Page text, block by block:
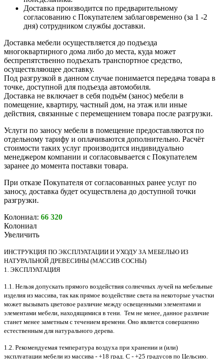
Доставка производится по предварительному
согласованию с Покупателем заблаговременно (за 1 -2
дня) сотрудником службы доставки.
Доставка мебели осуществляется до подъезда
многоквартирного дома либо до места, куда может
беспрепятственно подъехать транспортное средство,
осуществляющее доставку.
Под разгрузкой в данном случае понимается передача товара в
точке, доступной для подъезда автомобиля.
Доставка не включает в себя подъём (занос) мебели в
помещение, квартиру, частный дом, на этаж или иные
действия, связанные с перемещением товара после разгрузки.
Услуги по заносу мебели в помещение предоставляются по
отдельному тарифу и оплачиваются дополнительно. Расчёт
стоимости таких услуг производится индивидуально
менеджером компании и согласовывается с Покупателем
заранее до момента поставки товара.
При отказе Покупателя от согласованных ранее услуг по
заносу, доставка будет осуществлена до доступной точки
разгрузки.
Колониал: 66 320
Колониал
Увеличить
ИНСТРУКЦИЯ ПО ЭКСПЛУАТАЦИИ И УХОДУ ЗА МЕБЕЛЬЮ ИЗ
НАТУРАЛЬНОЙ ДРЕВЕСИНЫ (МАССИВ СОСНЫ)
1. ЭКСПЛУАТАЦИЯ
1.1. Нельзя допускать прямого воздействия солнечных лучей на мебельные
изделия из массива, так как прямое воздействие света на некоторые участки
может вызывать цветовое различие между освещенными элементами и
элементами мебели, находящимися в тени. Тем не менее, данное различие
станет менее заметным с течением времени. Оно является совершенно
естественным для натурального дерева.
1.2. Рекомендуемая температура воздуха при хранении и (или)
эксплуатации мебели из массива - +18 град. С - +25 градусов по Цельсию.